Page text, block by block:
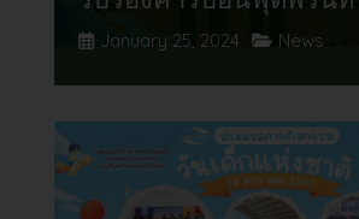
January 25, 2024 News